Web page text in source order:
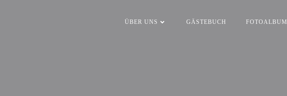
ÜBER UNS GÄSTEBUCH FOTOALBUM